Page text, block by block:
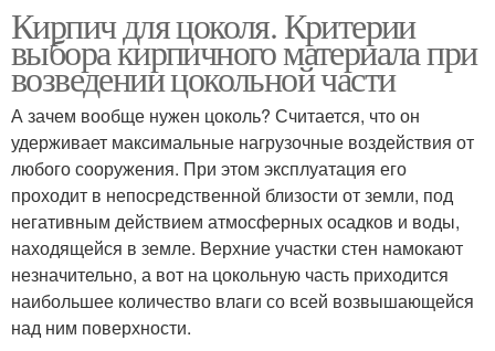
Кирпич для цоколя. Критерии
выбора кирпичного материала при
возведении цокольной части
А зачем вообще нужен цоколь? Считается, что он
удерживает максимальные нагрузочные воздействия от
любого сооружения. При этом эксплуатация его
проходит в непосредственной близости от земли, под
негативным действием атмосферных осадков и воды,
находящейся в земле. Верхние участки стен намокают
незначительно, а вот на цокольную часть приходится
наибольшее количество влаги со всей возвышающейся
над ним поверхности.